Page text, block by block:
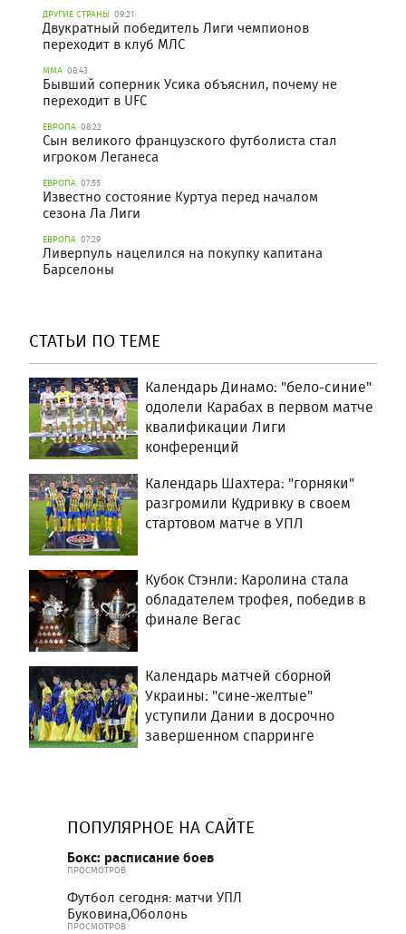
ДРУГИЕ СТРАНЫ 09:21
Двукратный победитель Лиги чемпионов
переходит в клуб МЛС
ММА 08:43
Бывший соперник Усика объяснил, почему не
переходит в UFC
ЕВРОПА 08:22
Сын великого французского футболиста стал
игроком Леганеса
ЕВРОПА 07:55
Известно состояние Куртуа перед началом
сезона Ла Лиги
ЕВРОПА 07:29
Ливерпуль нацелился на покупку капитана
Барселоны
СТАТЬИ ПО ТЕМЕ
Календарь Динамо: "бело-синие"
одолели Карабах в первом матче
квалификации Лиги
конференций
Календарь Шахтера: "горняки"
разгромили Кудривку в своем
стартовом матче в УПЛ
Кубок Стэнли: Каролина стала
обладателем трофея, победив в
финале Вегас
Календарь матчей сборной
Украины: "сине-желтые"
уступили Дании в досрочно
завершенном спарринге
ПОПУЛЯРНОЕ НА САЙТЕ
Бокс: расписание боев
ПРОСМОТРОВ
Футбол сегодня: матчи УПЛ
Буковина,Оболонь
ПРОСМОТРОВ